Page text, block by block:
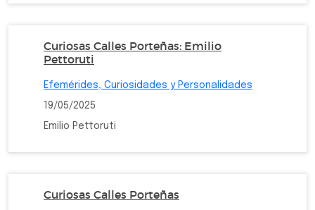
Curiosas Calles Porteñas: Emilio
Pettoruti
Efemérides, Curiosidades y Personalidades
19/05/2025
Emilio Pettoruti
Curiosas Calles Porteñas